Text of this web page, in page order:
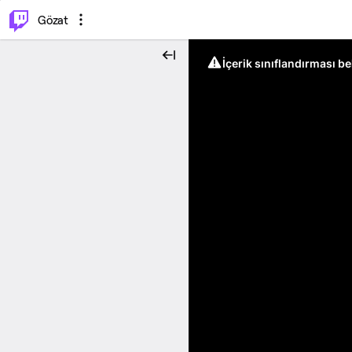
Gözat
İçerik sınıflandırması